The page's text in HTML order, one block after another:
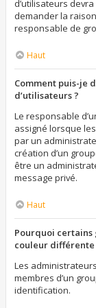
d’utilisateurs
demander la
responsable de
Haut
Comment puis-je
d’utilisateurs ?
Le responsable
assigné lorsque
par un
création d’un
être un
message privé.
Haut
Pourquoi certains
couleur différente
Les
membres d’un
identification.